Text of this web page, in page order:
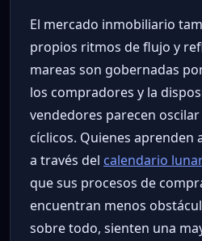
El mercado inmobiliario
propios ritmos de flujo y
mareas son gobernadas
los compradores y la
vendedores parecen
cíclicos. Quienes aprenden
a través del calendario
que sus procesos de
encuentran menos
sobre todo, sienten una